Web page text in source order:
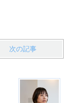
次の記事